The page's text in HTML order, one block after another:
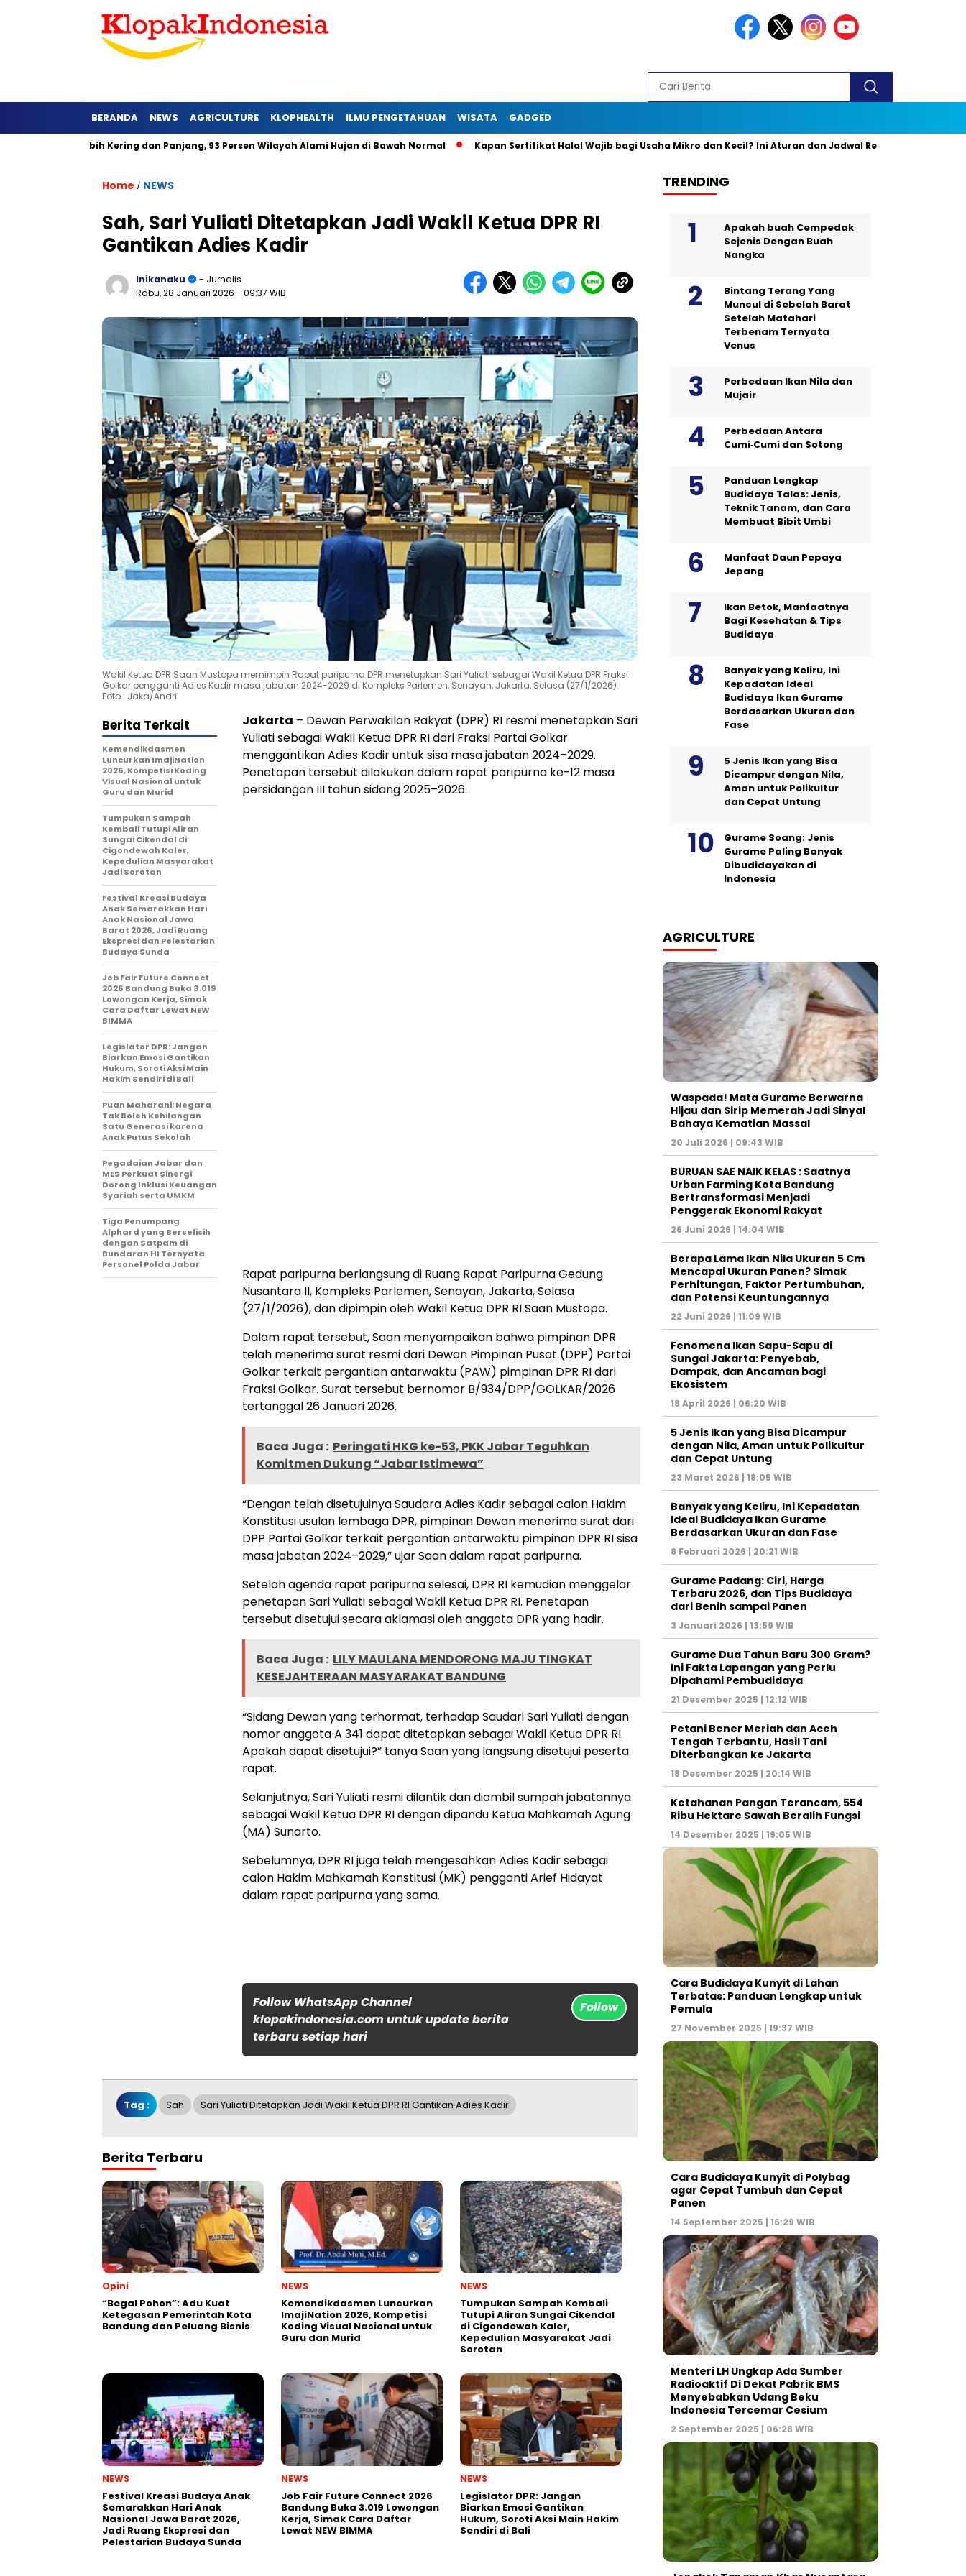
BERANDA NEWS AGRICULTURE KLOPHEALTH ILMU PENGETAHUAN WISATA GADGED
Lebih Kering dan Panjang, 93 Persen Wilayah Alami Hujan di Bawah Normal Kapan Sertifikat Halal Wajib bagi Usaha Mikro dan Kecil? Ini Aturan dan Jadwal Resminya
Home / NEWS
Sah, Sari Yuliati Ditetapkan Jadi Wakil Ketua DPR RI
Gantikan Adies Kadir
Inikanaku
- Jurnalis
Rabu, 28 Januari 2026 - 09:37 WIB
Wakil Ketua DPR Saan Mustopa memimpin Rapat paripurna DPR menetapkan Sari Yuliati sebagai Wakil Ketua DPR Fraksi
Golkar pengganti Adies Kadir masa jabatan 2024-2029 di Kompleks Parlemen, Senayan, Jakarta, Selasa (27/1/2026).
Foto : Jaka/Andri
Jakarta – Dewan Perwakilan Rakyat (DPR) RI resmi menetapkan Sari
Yuliati sebagai Wakil Ketua DPR RI dari Fraksi Partai Golkar
menggantikan Adies Kadir untuk sisa masa jabatan 2024–2029.
Penetapan tersebut dilakukan dalam rapat paripurna ke-12 masa
persidangan III tahun sidang 2025–2026.
Rapat paripurna berlangsung di Ruang Rapat Paripurna Gedung
Nusantara II, Kompleks Parlemen, Senayan, Jakarta, Selasa
(27/1/2026), dan dipimpin oleh Wakil Ketua DPR RI Saan Mustopa.
Dalam rapat tersebut, Saan menyampaikan bahwa pimpinan DPR
telah menerima surat resmi dari Dewan Pimpinan Pusat (DPP) Partai
Golkar terkait pergantian antarwaktu (PAW) pimpinan DPR RI dari
Fraksi Golkar. Surat tersebut bernomor B/934/DPP/GOLKAR/2026
tertanggal 26 Januari 2026.
Baca Juga : Peringati HKG ke-53, PKK Jabar Teguhkan
Komitmen Dukung “Jabar Istimewa”
“Dengan telah disetujuinya Saudara Adies Kadir sebagai calon Hakim
Konstitusi usulan lembaga DPR, pimpinan Dewan menerima surat dari
DPP Partai Golkar terkait pergantian antarwaktu pimpinan DPR RI sisa
masa jabatan 2024–2029,” ujar Saan dalam rapat paripurna.
Setelah agenda rapat paripurna selesai, DPR RI kemudian menggelar
penetapan Sari Yuliati sebagai Wakil Ketua DPR RI. Penetapan
tersebut disetujui secara aklamasi oleh anggota DPR yang hadir.
Baca Juga : LILY MAULANA MENDORONG MAJU TINGKAT
KESEJAHTERAAN MASYARAKAT BANDUNG
“Sidang Dewan yang terhormat, terhadap Saudari Sari Yuliati dengan
nomor anggota A 341 dapat ditetapkan sebagai Wakil Ketua DPR RI.
Apakah dapat disetujui?” tanya Saan yang langsung disetujui peserta
rapat.
Selanjutnya, Sari Yuliati resmi dilantik dan diambil sumpah jabatannya
sebagai Wakil Ketua DPR RI dengan dipandu Ketua Mahkamah Agung
(MA) Sunarto.
Sebelumnya, DPR RI juga telah mengesahkan Adies Kadir sebagai
calon Hakim Mahkamah Konstitusi (MK) pengganti Arief Hidayat
dalam rapat paripurna yang sama.
Follow WhatsApp Channel
klopakindonesia.com untuk update berita
terbaru setiap hari
Follow
Berita Terkait
Kemendikdasmen
Luncurkan ImajiNation
2026, Kompetisi Koding
Visual Nasional untuk
Guru dan Murid
Tumpukan Sampah
Kembali Tutupi Aliran
Sungai Cikendal di
Cigondewah Kaler,
Kepedulian Masyarakat
Jadi Sorotan
Festival Kreasi Budaya
Anak Semarakkan Hari
Anak Nasional Jawa
Barat 2026, Jadi Ruang
Ekspresi dan Pelestarian
Budaya Sunda
Job Fair Future Connect
2026 Bandung Buka 3.019
Lowongan Kerja, Simak
Cara Daftar Lewat NEW
BIMMA
Legislator DPR: Jangan
Biarkan Emosi Gantikan
Hukum, Soroti Aksi Main
Hakim Sendiri di Bali
Puan Maharani: Negara
Tak Boleh Kehilangan
Satu Generasi karena
Anak Putus Sekolah
Pegadaian Jabar dan
MES Perkuat Sinergi
Dorong Inklusi Keuangan
Syariah serta UMKM
Tiga Penumpang
Alphard yang Berselisih
dengan Satpam di
Bundaran HI Ternyata
Personel Polda Jabar
Tag : Sah Sari Yuliati Ditetapkan Jadi Wakil Ketua DPR RI Gantikan Adies Kadir
Berita Terbaru
Opini
“Begal Pohon”: Adu Kuat
Ketegasan Pemerintah Kota
Bandung dan Peluang Bisnis
NEWS
Kemendikdasmen Luncurkan
ImajiNation 2026, Kompetisi
Koding Visual Nasional untuk
Guru dan Murid
NEWS
Tumpukan Sampah Kembali
Tutupi Aliran Sungai Cikendal
di Cigondewah Kaler,
Kepedulian Masyarakat Jadi
Sorotan
NEWS
Festival Kreasi Budaya Anak
Semarakkan Hari Anak
Nasional Jawa Barat 2026,
Jadi Ruang Ekspresi dan
Pelestarian Budaya Sunda
NEWS
Job Fair Future Connect 2026
Bandung Buka 3.019 Lowongan
Kerja, Simak Cara Daftar
Lewat NEW BIMMA
NEWS
Legislator DPR: Jangan
Biarkan Emosi Gantikan
Hukum, Soroti Aksi Main Hakim
Sendiri di Bali
TRENDING
Apakah buah Cempedak
Sejenis Dengan Buah
Nangka
Bintang Terang Yang
Muncul di Sebelah Barat
Setelah Matahari
Terbenam Ternyata
Venus
Perbedaan Ikan Nila dan
Mujair
Perbedaan Antara
Cumi‑Cumi dan Sotong
Panduan Lengkap
Budidaya Talas: Jenis,
Teknik Tanam, dan Cara
Membuat Bibit Umbi
Manfaat Daun Pepaya
Jepang
Ikan Betok, Manfaatnya
Bagi Kesehatan & Tips
Budidaya
Banyak yang Keliru, Ini
Kepadatan Ideal
Budidaya Ikan Gurame
Berdasarkan Ukuran dan
Fase
5 Jenis Ikan yang Bisa
Dicampur dengan Nila,
Aman untuk Polikultur
dan Cepat Untung
Gurame Soang: Jenis
Gurame Paling Banyak
Dibudidayakan di
Indonesia
AGRICULTURE
Waspada! Mata Gurame Berwarna
Hijau dan Sirip Memerah Jadi Sinyal
Bahaya Kematian Massal
20 Juli 2026 | 09:43 WIB
BURUAN SAE NAIK KELAS : Saatnya
Urban Farming Kota Bandung
Bertransformasi Menjadi
Penggerak Ekonomi Rakyat
26 Juni 2026 | 14:04 WIB
Berapa Lama Ikan Nila Ukuran 5 Cm
Mencapai Ukuran Panen? Simak
Perhitungan, Faktor Pertumbuhan,
dan Potensi Keuntungannya
22 Juni 2026 | 11:09 WIB
Fenomena Ikan Sapu-Sapu di
Sungai Jakarta: Penyebab,
Dampak, dan Ancaman bagi
Ekosistem
18 April 2026 | 06:20 WIB
5 Jenis Ikan yang Bisa Dicampur
dengan Nila, Aman untuk Polikultur
dan Cepat Untung
23 Maret 2026 | 18:05 WIB
Banyak yang Keliru, Ini Kepadatan
Ideal Budidaya Ikan Gurame
Berdasarkan Ukuran dan Fase
8 Februari 2026 | 20:21 WIB
Gurame Padang: Ciri, Harga
Terbaru 2026, dan Tips Budidaya
dari Benih sampai Panen
3 Januari 2026 | 13:59 WIB
Gurame Dua Tahun Baru 300 Gram?
Ini Fakta Lapangan yang Perlu
Dipahami Pembudidaya
21 Desember 2025 | 12:12 WIB
Petani Bener Meriah dan Aceh
Tengah Terbantu, Hasil Tani
Diterbangkan ke Jakarta
18 Desember 2025 | 20:14 WIB
Ketahanan Pangan Terancam, 554
Ribu Hektare Sawah Beralih Fungsi
14 Desember 2025 | 19:05 WIB
Cara Budidaya Kunyit di Lahan
Terbatas: Panduan Lengkap untuk
Pemula
27 November 2025 | 19:37 WIB
Cara Budidaya Kunyit di Polybag
agar Cepat Tumbuh dan Cepat
Panen
14 September 2025 | 16:29 WIB
Menteri LH Ungkap Ada Sumber
Radioaktif Di Dekat Pabrik BMS
Menyebabkan Udang Beku
Indonesia Tercemar Cesium
2 September 2025 | 06:28 WIB